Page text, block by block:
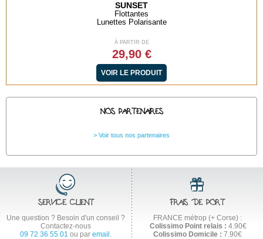
SUNSET
Flottantes
Lunettes Polarisante
À PARTIR DE
29,90 €
VOIR LE PRODUIT
NOS PARTENAIRES
Voir tous nos partenaires
SERVICE CLIENT
Une question ? Besoin d'un conseil ?
Contactez-nous
09 72 36 55 01 ou par email .
FRAIS DE PORT
FRANCE métrop (+ Corse) :
Colissimo Point relais : 4.90€
Colissimo Domicile : 7.90€